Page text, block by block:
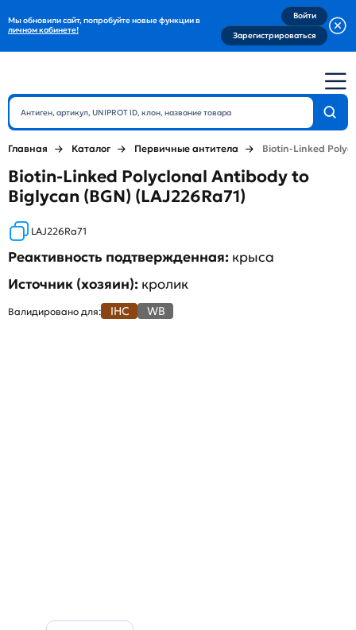
Мы обновили сайт, попробуйте новые функции в
личном кабинете!
Войти
Зарегистрироваться
Главная Каталог Первичные антитела Biotin-Linked
Biotin-Linked Polyclonal Antibody to
Biglycan (BGN) (LAJ226Ra71)
LAJ226Ra71
Реактивность подтвержденная: крыса
Источник (хозяин): кролик
Валидировано для: IHC WB